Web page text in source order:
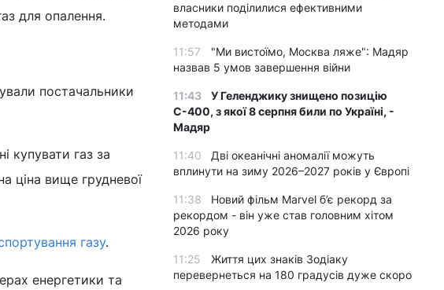
для опалення.
постачальники
купувати газ за
ціна вище грудневої
газу.
енергетики та
власники поділилися ефективними
методами
11:57
"Ми вистоїмо, Москва ляже": Мадяр
назвав 5 умов завершення війни
11:43
У Геленджику знищено позицію
С-400, з якої 8 серпня били по Україні, -
Мадяр
11:40
Дві океанічні аномалії можуть
вплинути на зиму 2026–2027 років у Європі
11:38
Новий фільм Marvel б’є рекорд за
рекордом - він уже став головним хітом
2026 року
11:25
Життя цих знаків Зодіаку
перевернеться на 180 градусів дуже скоро